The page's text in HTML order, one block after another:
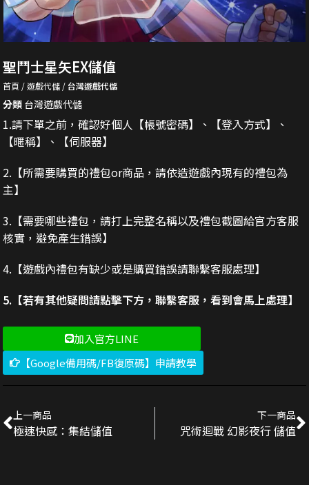
聖鬥士星矢EX儲值
首頁 遊戲代儲 台灣遊戲代儲
分類 台灣遊戲代儲
1.請下單之前，確認好個人【帳號密碼】、【登入方式】、
【暱稱】、【伺服器】
2. 【所需要購買的禮包or商品，請依造遊戲內現有的禮包為
主】
3. 【需要哪些禮包，請打上完整名稱以及禮包截圖給官方客服
核實，避免產生錯誤】
4.【遊戲內禮包有缺少或是購買錯誤請聯繫客服處理】
5.【若有其他疑問請點擊下方，聯繫客服，看到會馬上處理】
加入官方LINE
【Google備用碼/FB復原碼】申請教學
上一商品
極速快感：集結儲值
下一商品
咒術迴戰 幻影夜行 儲值